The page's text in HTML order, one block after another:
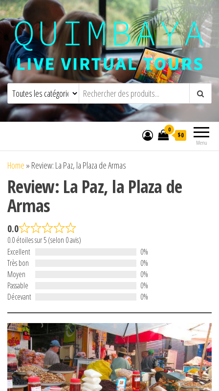
Quimbaya Virtual ToursVisites virtuelles interactives en direct
Menu
0
$0
Home » Review: La Paz, la Plaza de Armas
Review: La Paz, la Plaza de
Armas
0.0
0.0 étoiles sur 5 (selon 0 avis)
Excellent
0%
Très bon
0%
Moyen
0%
Passable
0%
Décevant
0%